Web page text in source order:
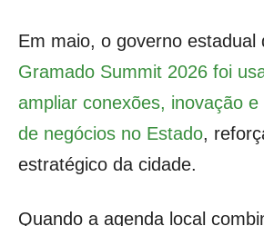
Em maio, o governo estadual
Gramado Summit 2026 foi
ampliar conexões, inovação
de negócios no Estado,
estratégico da cidade.
Quando a agenda local